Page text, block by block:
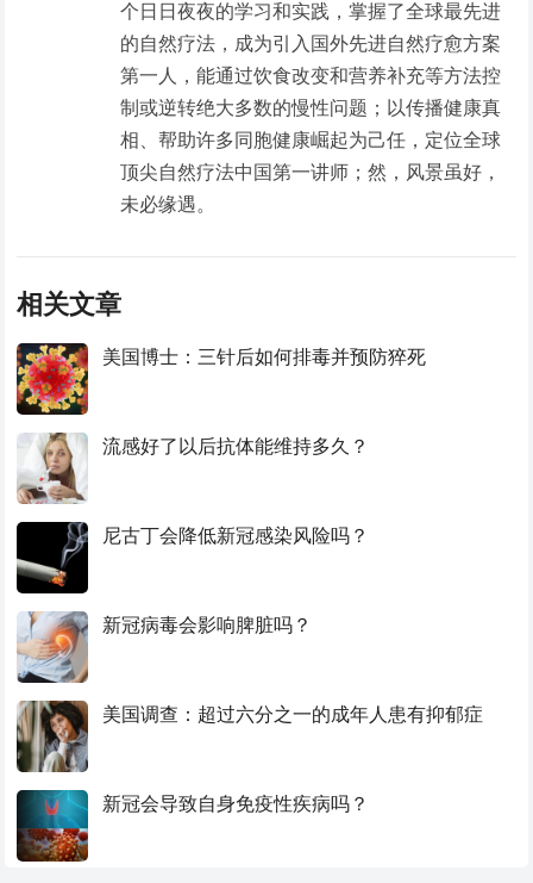
个日日夜夜的学习和实践，掌握了全球最先进
的自然疗法，成为引入国外先进自然疗愈方案
第一人，能通过饮食改变和营养补充等方法控
制或逆转绝大多数的慢性问题；以传播健康真
相、帮助许多同胞健康崛起为己任，定位全球
顶尖自然疗法中国第一讲师；然，风景虽好，
未必缘遇。
相关文章
美国博士：三针后如何排毒并预防猝死
流感好了以后抗体能维持多久？
尼古丁会降低新冠感染风险吗？
新冠病毒会影响脾脏吗？
美国调查：超过六分之一的成年人患有抑郁症
新冠会导致自身免疫性疾病吗？